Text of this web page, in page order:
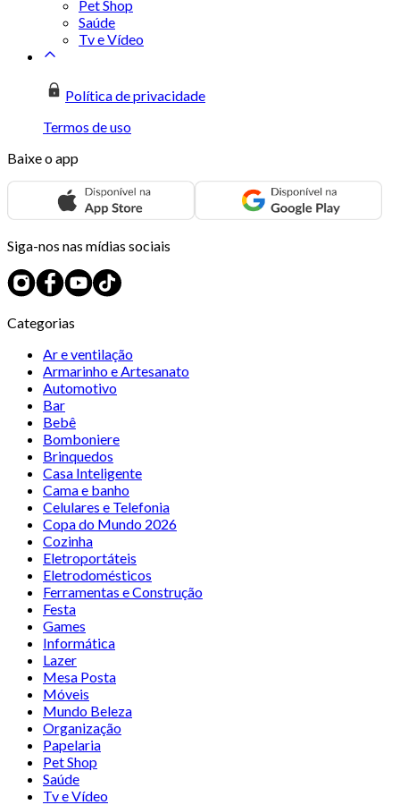
Pet Shop
Saúde
Tv e Vídeo
Política de privacidade
Termos de uso
Baixe o app
Siga-nos nas mídias sociais
Categorias
Ar e ventilação
Armarinho e Artesanato
Automotivo
Bar
Bebê
Bomboniere
Brinquedos
Casa Inteligente
Cama e banho
Celulares e Telefonia
Copa do Mundo 2026
Cozinha
Eletroportáteis
Eletrodomésticos
Ferramentas e Construção
Festa
Games
Informática
Lazer
Mesa Posta
Móveis
Mundo Beleza
Organização
Papelaria
Pet Shop
Saúde
Tv e Vídeo